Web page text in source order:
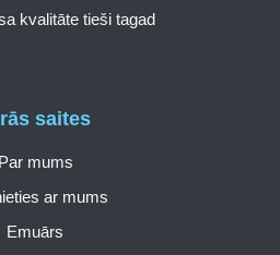
saites
Par mums
ar mums
Emuārs
kvalitāte tieši tagad